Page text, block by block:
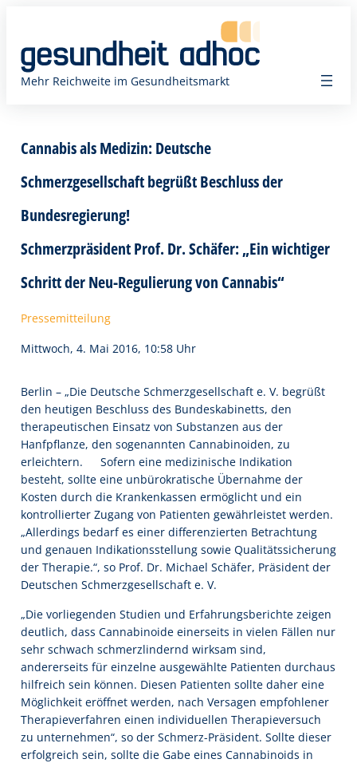
springen
Mehr Reichweite im Gesundheitsmarkt
Cannabis als Medizin: Deutsche
Schmerzgesellschaft begrüßt Beschluss der
Bundesregierung!
Schmerzpräsident Prof. Dr. Schäfer: „Ein wichtiger
Schritt der Neu-Regulierung von Cannabis“
Pressemitteilung
Mittwoch, 4. Mai 2016, 10:58 Uhr
Berlin – „Die Deutsche Schmerzgesellschaft e. V. begrüßt
den heutigen Beschluss des Bundeskabinetts, den
therapeutischen Einsatz von Substanzen aus der
Hanfpflanze, den sogenannten Cannabinoiden, zu
erleichtern. Sofern eine medizinische Indikation
besteht, sollte eine unbürokratische Übernahme der
Kosten durch die Krankenkassen ermöglicht und ein
kontrollierter Zugang von Patienten gewährleistet werden.
„Allerdings bedarf es einer differenzierten Betrachtung
und genauen Indikationsstellung sowie Qualitätssicherung
der Therapie.“, so Prof. Dr. Michael Schäfer, Präsident der
Deutschen Schmerzgesellschaft e. V.
„Die vorliegenden Studien und Erfahrungsberichte zeigen
deutlich, dass Cannabinoide einerseits in vielen Fällen nur
sehr schwach schmerzlindernd wirksam sind,
andererseits für einzelne ausgewählte Patienten durchaus
hilfreich sein können. Diesen Patienten sollte daher eine
Möglichkeit eröffnet werden, nach Versagen empfohlener
Therapieverfahren einen individuellen Therapieversuch
zu unternehmen“, so der Schmerz-Präsident. Sollte dieser
erfolgreich sein, sollte die Gabe eines Cannabinoids in